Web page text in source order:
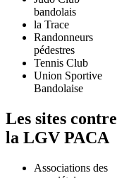
bandolais
la Trace
Randonneurs
pédestres
Tennis Club
Union Sportive
Bandolaise
Les sites contre
la LGV PACA
Associations des